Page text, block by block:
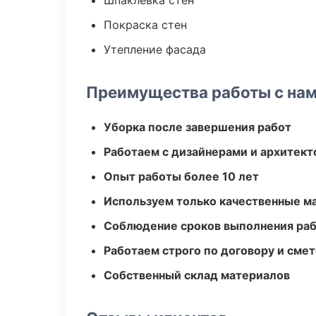
Покраска стен
Утепление фасада
Преимущества работы с
Уборка после завершения работ
Работаем с дизайнерами и
Опыт работы более 10 лет
Используем только качественные
Соблюдение сроков выполнения
Работаем строго по договору и
Собственный склад материалов